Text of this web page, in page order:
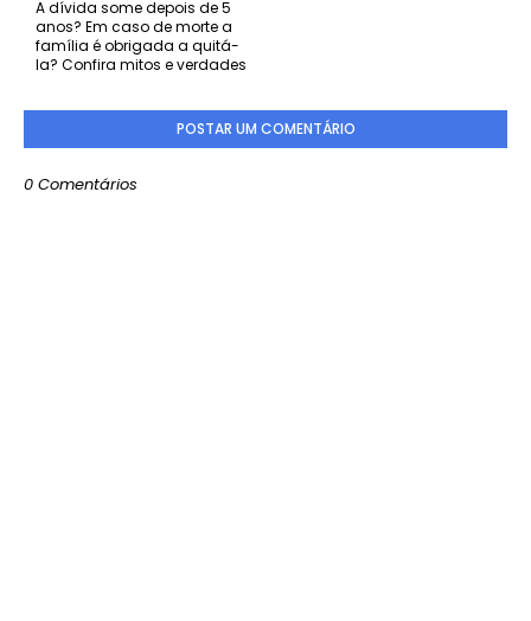
A dívida some depois de 5
anos? Em caso de morte a
família é obrigada a quitá-
la? Confira mitos e verdades
POSTAR UM COMENTÁRIO
0 Comentários